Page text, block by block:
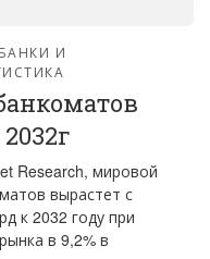
БАНКИ И
Research, мировой
вырастет с
к 2032 году при
в 9,2% в